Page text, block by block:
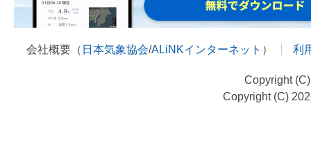
会社概要（ 日本気象協会/ALiNKインターネット ） 利
Copyright
Copyright (C)